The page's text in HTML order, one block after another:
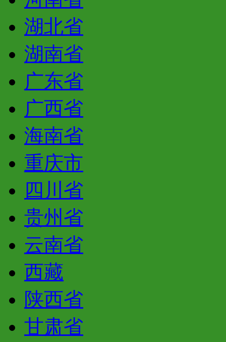
湖北省
湖南省
广东省
广西省
海南省
重庆市
四川省
贵州省
云南省
西藏
陕西省
甘肃省